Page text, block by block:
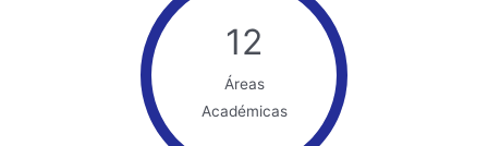
12
Áreas
Académicas